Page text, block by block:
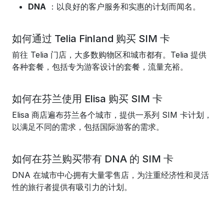
DNA ：以良好的客户服务和实惠的计划而闻名。
如何通过 Telia Finland 购买 SIM 卡
前往 Telia 门店，大多数购物区和城市都有。Telia 提供
各种套餐，包括专为游客设计的套餐，流量充裕。
如何在芬兰使用 Elisa 购买 SIM 卡
Elisa 商店遍布芬兰各个城市，提供一系列 SIM 卡计划，
以满足不同的需求，包括国际游客的需求。
如何在芬兰购买带有 DNA 的 SIM 卡
DNA 在城市中心拥有大量零售店，为注重经济性和灵活
性的旅行者提供有吸引力的计划。